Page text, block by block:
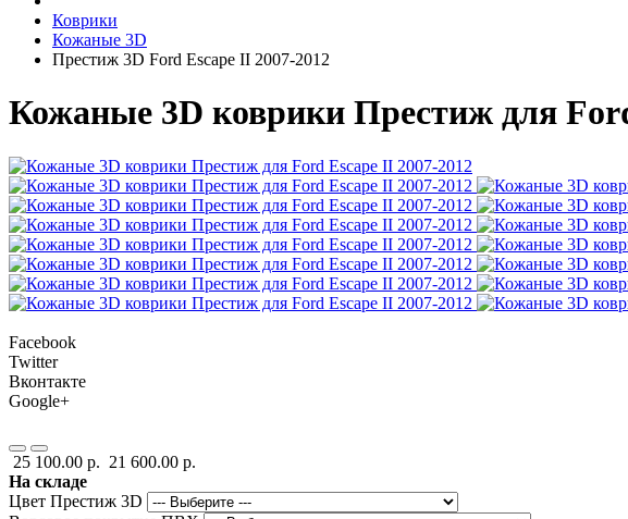
Коврики
Кожаные 3D
Престиж 3D Ford Escape II 2007-2012
Кожаные 3D коврики Престиж для
Facebook
Twitter
Вконтакте
Google+
25 100.00 р. 21 600.00 р.
На складе
Цвет Престиж 3D